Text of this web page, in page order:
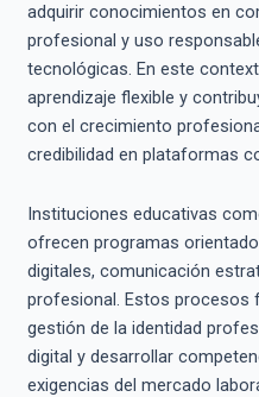
adquirir conocimientos en
profesional y uso
tecnológicas. En este
aprendizaje flexible y
con el crecimiento
credibilidad en plataformas
Instituciones educativas
ofrecen programas
digitales, comunicación
profesional. Estos procesos
gestión de la identidad
digital y desarrollar
exigencias del mercado